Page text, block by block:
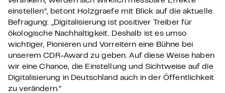
einstellen“, betont Holzgraefe mit Blick auf die aktuelle
Befragung: „Digitalisierung ist positiver Treiber für
ökologische Nachhaltigkeit. Deshalb ist es umso
wichtiger, Pionieren und Vorreitern eine Bühne bei
unserem CDR-Award zu geben. Auf diese Weise haben
wir eine Chance, die Einstellung und Sichtweise auf die
Digitalisierung in Deutschland auch in der Öffentlichkeit
zu verändern.“